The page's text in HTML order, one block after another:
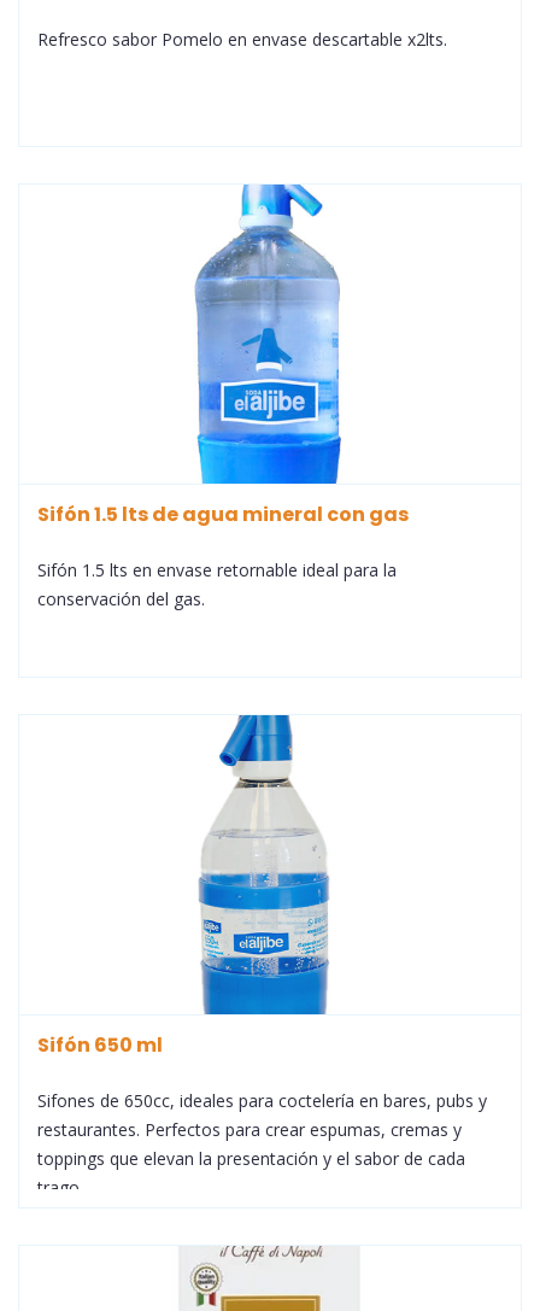
Refresco sabor Pomelo en envase descartable x2lts.
Sifón 1.5 lts de agua mineral con gas
Sifón 1.5 lts en envase retornable ideal para la
conservación del gas.
Sifón 650 ml
Sifones de 650cc, ideales para coctelería en bares, pubs y
restaurantes. Perfectos para crear espumas, cremas y
toppings que elevan la presentación y el sabor de cada
trago